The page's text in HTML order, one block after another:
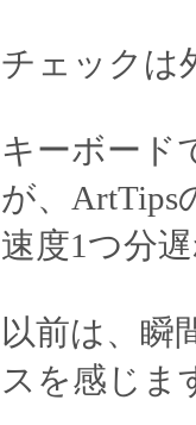
チェックは
キーボード
が、ArtTips
速度1つ分
以前は、瞬
スを感じま